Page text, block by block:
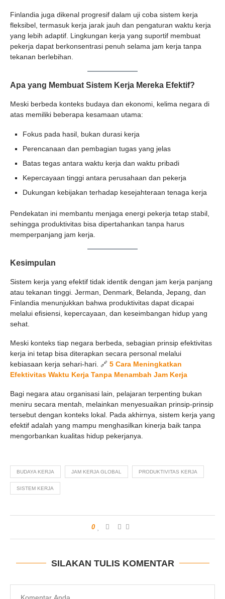
Finlandia juga dikenal progresif dalam uji coba sistem kerja
fleksibel, termasuk kerja jarak jauh dan pengaturan waktu kerja
yang lebih adaptif. Lingkungan kerja yang suportif membuat
pekerja dapat berkonsentrasi penuh selama jam kerja tanpa
tekanan berlebihan.
Apa yang Membuat Sistem Kerja Mereka Efektif?
Meski berbeda konteks budaya dan ekonomi, kelima negara di
atas memiliki beberapa kesamaan utama:
Fokus pada hasil, bukan durasi kerja
Perencanaan dan pembagian tugas yang jelas
Batas tegas antara waktu kerja dan waktu pribadi
Kepercayaan tinggi antara perusahaan dan pekerja
Dukungan kebijakan terhadap kesejahteraan tenaga kerja
Pendekatan ini membantu menjaga energi pekerja tetap stabil,
sehingga produktivitas bisa dipertahankan tanpa harus
memperpanjang jam kerja.
Kesimpulan
Sistem kerja yang efektif tidak identik dengan jam kerja panjang
atau tekanan tinggi. Jerman, Denmark, Belanda, Jepang, dan
Finlandia menunjukkan bahwa produktivitas dapat dicapai
melalui efisiensi, kepercayaan, dan keseimbangan hidup yang
sehat.
Meski konteks tiap negara berbeda, sebagian prinsip efektivitas
kerja ini tetap bisa diterapkan secara personal melalui
kebiasaan kerja sehari-hari. 🔗 5 Cara Meningkatkan
Efektivitas Waktu Kerja Tanpa Menambah Jam Kerja
Bagi negara atau organisasi lain, pelajaran terpenting bukan
meniru secara mentah, melainkan menyesuaikan prinsip-prinsip
tersebut dengan konteks lokal. Pada akhirnya, sistem kerja yang
efektif adalah yang mampu menghasilkan kinerja baik tanpa
mengorbankan kualitas hidup pekerjanya.
BUDAYA KERJA JAM KERJA GLOBAL PRODUKTIVITAS KERJA
SISTEM KERJA
0
SILAKAN TULIS KOMENTAR